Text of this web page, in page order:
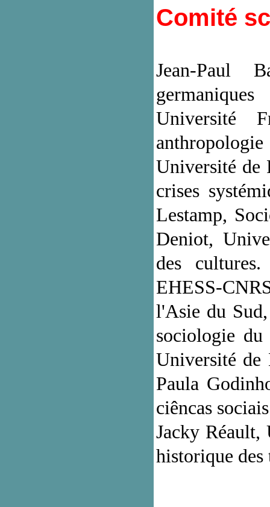
Comité
Jean-Paul
Université
Université de
crises
Lestamp,
Deniot,
des
EHESS-
l'Asie du
sociologie du
Université de
Paula
ciêncas
Jacky Réault,
historique